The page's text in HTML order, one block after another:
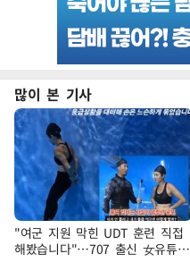
많이 본 기사
"여군 지원 막힌 UDT 훈련 직접
해봤습니다"…707 출신 女유튜버